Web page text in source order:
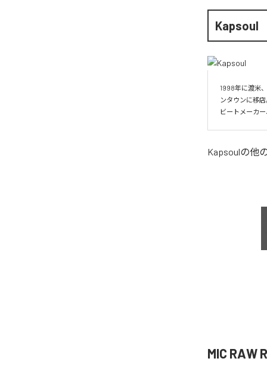
Kapsoul
1998年に渡米
ンタウンに移
ビートメーカ
Kapsoulの他
MIC RAW